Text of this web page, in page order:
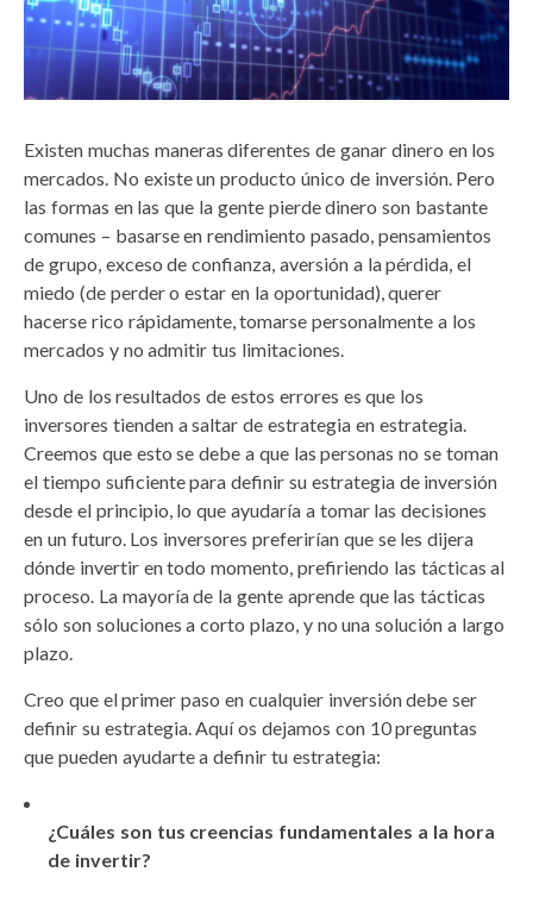
Existen muchas maneras diferentes de ganar dinero en los
mercados. No existe un producto único de inversión. Pero
las formas en las que la gente pierde dinero son bastante
comunes – basarse en rendimiento pasado, pensamientos
de grupo, exceso de confianza, aversión a la pérdida, el
miedo (de perder o estar en la oportunidad), querer
hacerse rico rápidamente, tomarse personalmente a los
mercados y no admitir tus limitaciones.
Uno de los resultados de estos errores es que los
inversores tienden a saltar de estrategia en estrategia.
Creemos que esto se debe a que las personas no se toman
el tiempo suficiente para definir su estrategia de inversión
desde el principio, lo que ayudaría a tomar las decisiones
en un futuro. Los inversores preferirían que se les dijera
dónde invertir en todo momento, prefiriendo las tácticas al
proceso. La mayoría de la gente aprende que las tácticas
sólo son soluciones a corto plazo, y no una solución a largo
plazo.
Creo que el primer paso en cualquier inversión debe ser
definir su estrategia. Aquí os dejamos con 10 preguntas
que pueden ayudarte a definir tu estrategia:
¿Cuáles son tus creencias fundamentales a la hora
de invertir?